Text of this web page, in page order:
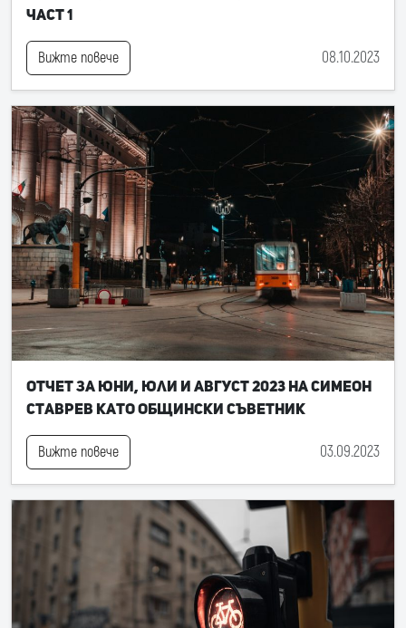
част 1
Вижте повече 08.10.2023
Отчет за юни, юли и август 2023 на Симеон
Ставрев като общински съветник
Вижте повече 03.09.2023